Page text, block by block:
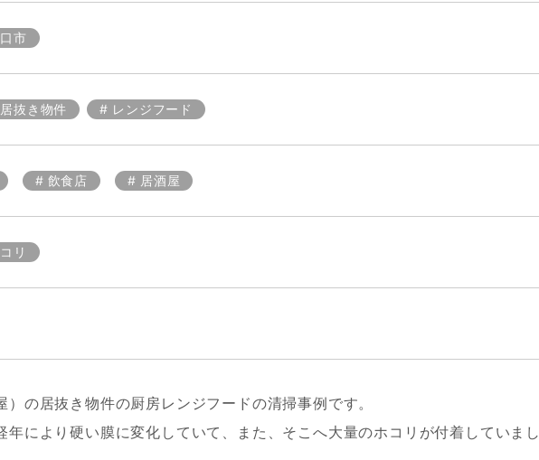
市
居抜き物件 レンジフード
飲食店 居酒屋
リ
の居抜き物件の厨房レンジフードの清掃事例です。
年により硬い膜に変化していて、また、そこへ大量のホコリが付着していまし